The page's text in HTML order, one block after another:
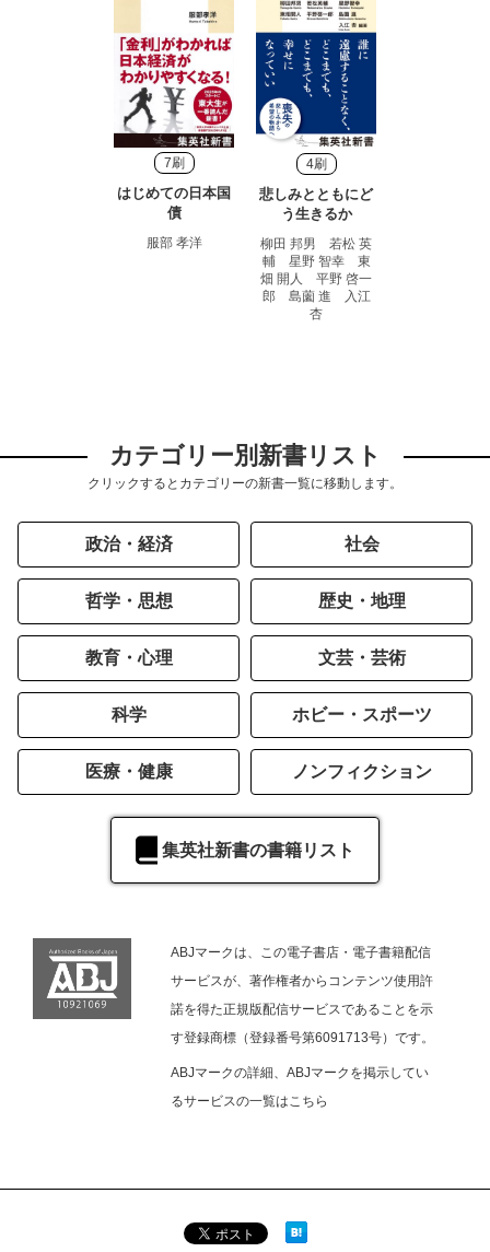
7刷
はじめての日本国
債
服部 孝洋
4刷
悲しみとともにど
う生きるか
柳田 邦男 若松 英
輔 星野 智幸 東
畑 開人 平野 啓一
郎 島薗 進 入江
杏
カテゴリー別新書リスト
クリックするとカテゴリーの新書一覧に移動します。
政治・経済 社会
哲学・思想 歴史・地理
教育・心理 文芸・芸術
科学 ホビー・スポーツ
医療・健康 ノンフィクション
集英社新書の書籍リスト
ABJマークは、この電子書店・電子書籍配信
サービスが、著作権者からコンテンツ使用許
諾を得た正規版配信サービスであることを示
す登録商標（登録番号第6091713号）です。
ABJマークの詳細、ABJマークを掲示してい
るサービスの一覧はこちら